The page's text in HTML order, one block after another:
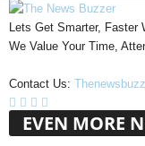
Lets Get Smarter, Faster
We Value Your Time,
Contact Us:
EVEN MORE